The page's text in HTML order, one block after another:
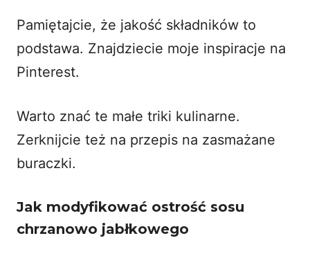
Pamiętajcie, że jakość składników to
podstawa. Znajdziecie moje inspiracje na
Pinterest.
Warto znać te małe triki kulinarne.
Zerknijcie też na przepis na zasmażane
buraczki.
Jak modyfikować ostrość sosu
chrzanowo jabłkowego